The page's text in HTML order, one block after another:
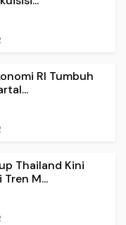
RI Tumbuh
Thailand Kini
M...